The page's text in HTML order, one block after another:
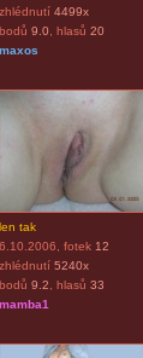
zhlédnutí 4499x
bodů 9.0, hlasů 20
maxos
len tak
6.10.2006 , fotek 12
zhlédnutí 5240x
bodů 9.2 , hlasů 33
mamba1